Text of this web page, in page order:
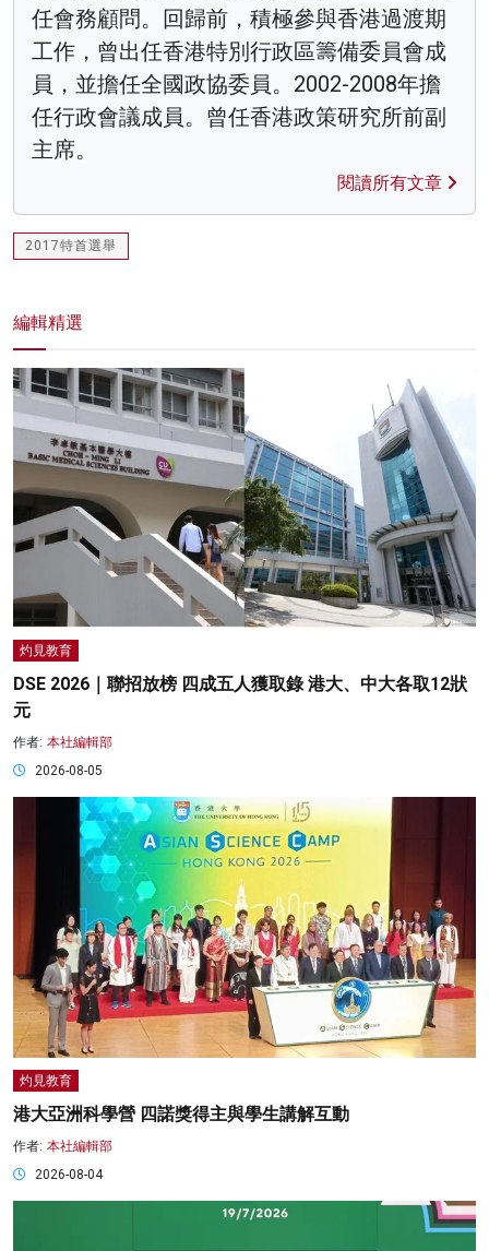
任會務顧問。回歸前，積極參與香港過渡期
工作，曾出任香港特別行政區籌備委員會成
員，並擔任全國政協委員。2002-2008年擔
任行政會議成員。曾任香港政策研究所前副
主席。
閱讀所有文章
2017特首選舉
編輯精選
灼見教育
DSE 2026｜聯招放榜 四成五人獲取錄 港大、中大各取12狀
元
作者: 本社編輯部
2026-08-05
灼見教育
港大亞洲科學營 四諾獎得主與學生講解互動
作者: 本社編輯部
2026-08-04